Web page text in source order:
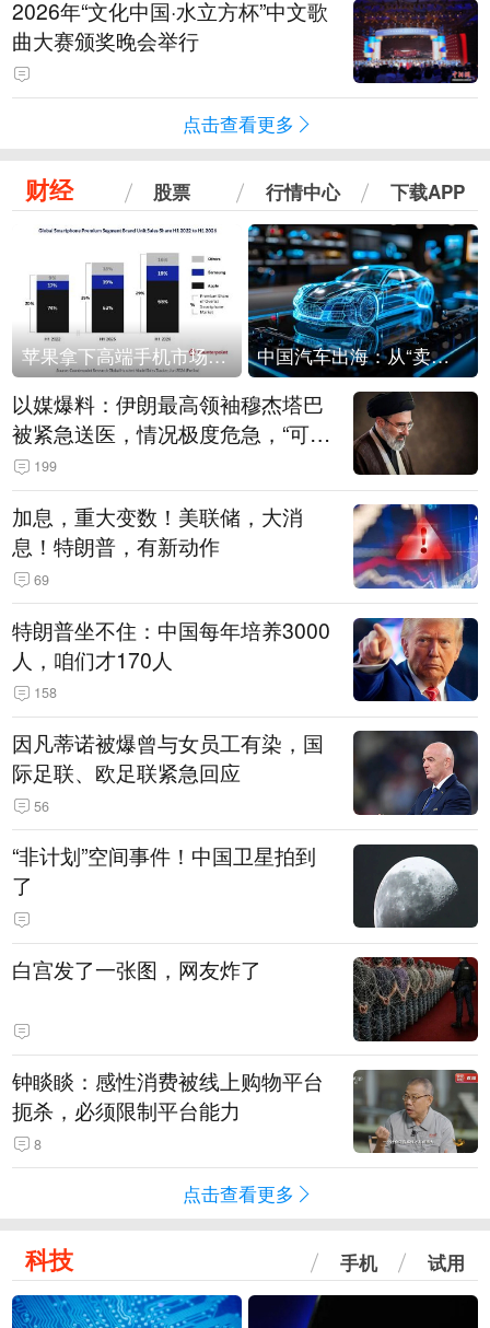
2026年“文化中国·水立方杯”中文歌
曲大赛颁奖晚会举行
点击查看更多
财经 股票 行情中心 下载APP
苹果拿下高端手机市场65%的份额：iPhone 17系列功不可没 中国汽车出海：从“卖出去”到“走进去”
以媒爆料：伊朗最高领袖穆杰塔巴
被紧急送医，情况极度危急，“可能
随时会死去”
199
加息，重大变数！美联储，大消
息！特朗普，有新动作
69
特朗普坐不住：中国每年培养3000
人，咱们才170人
158
因凡蒂诺被爆曾与女员工有染，国
际足联、欧足联紧急回应
56
“非计划”空间事件！中国卫星拍到
了
白宫发了一张图，网友炸了
钟睒睒：感性消费被线上购物平台
扼杀，必须限制平台能力
8
点击查看更多
科技 手机 试用